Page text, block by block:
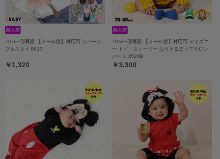
7/16一部再販 【メール便】対応可 リバーシ
ブルスタイ 8613
￥1,320
7/16一部再販 【メール便】対応可 ディズニ
ー トイ・ストーリー なりきるぽってりロン
パース 8524B
￥3,300